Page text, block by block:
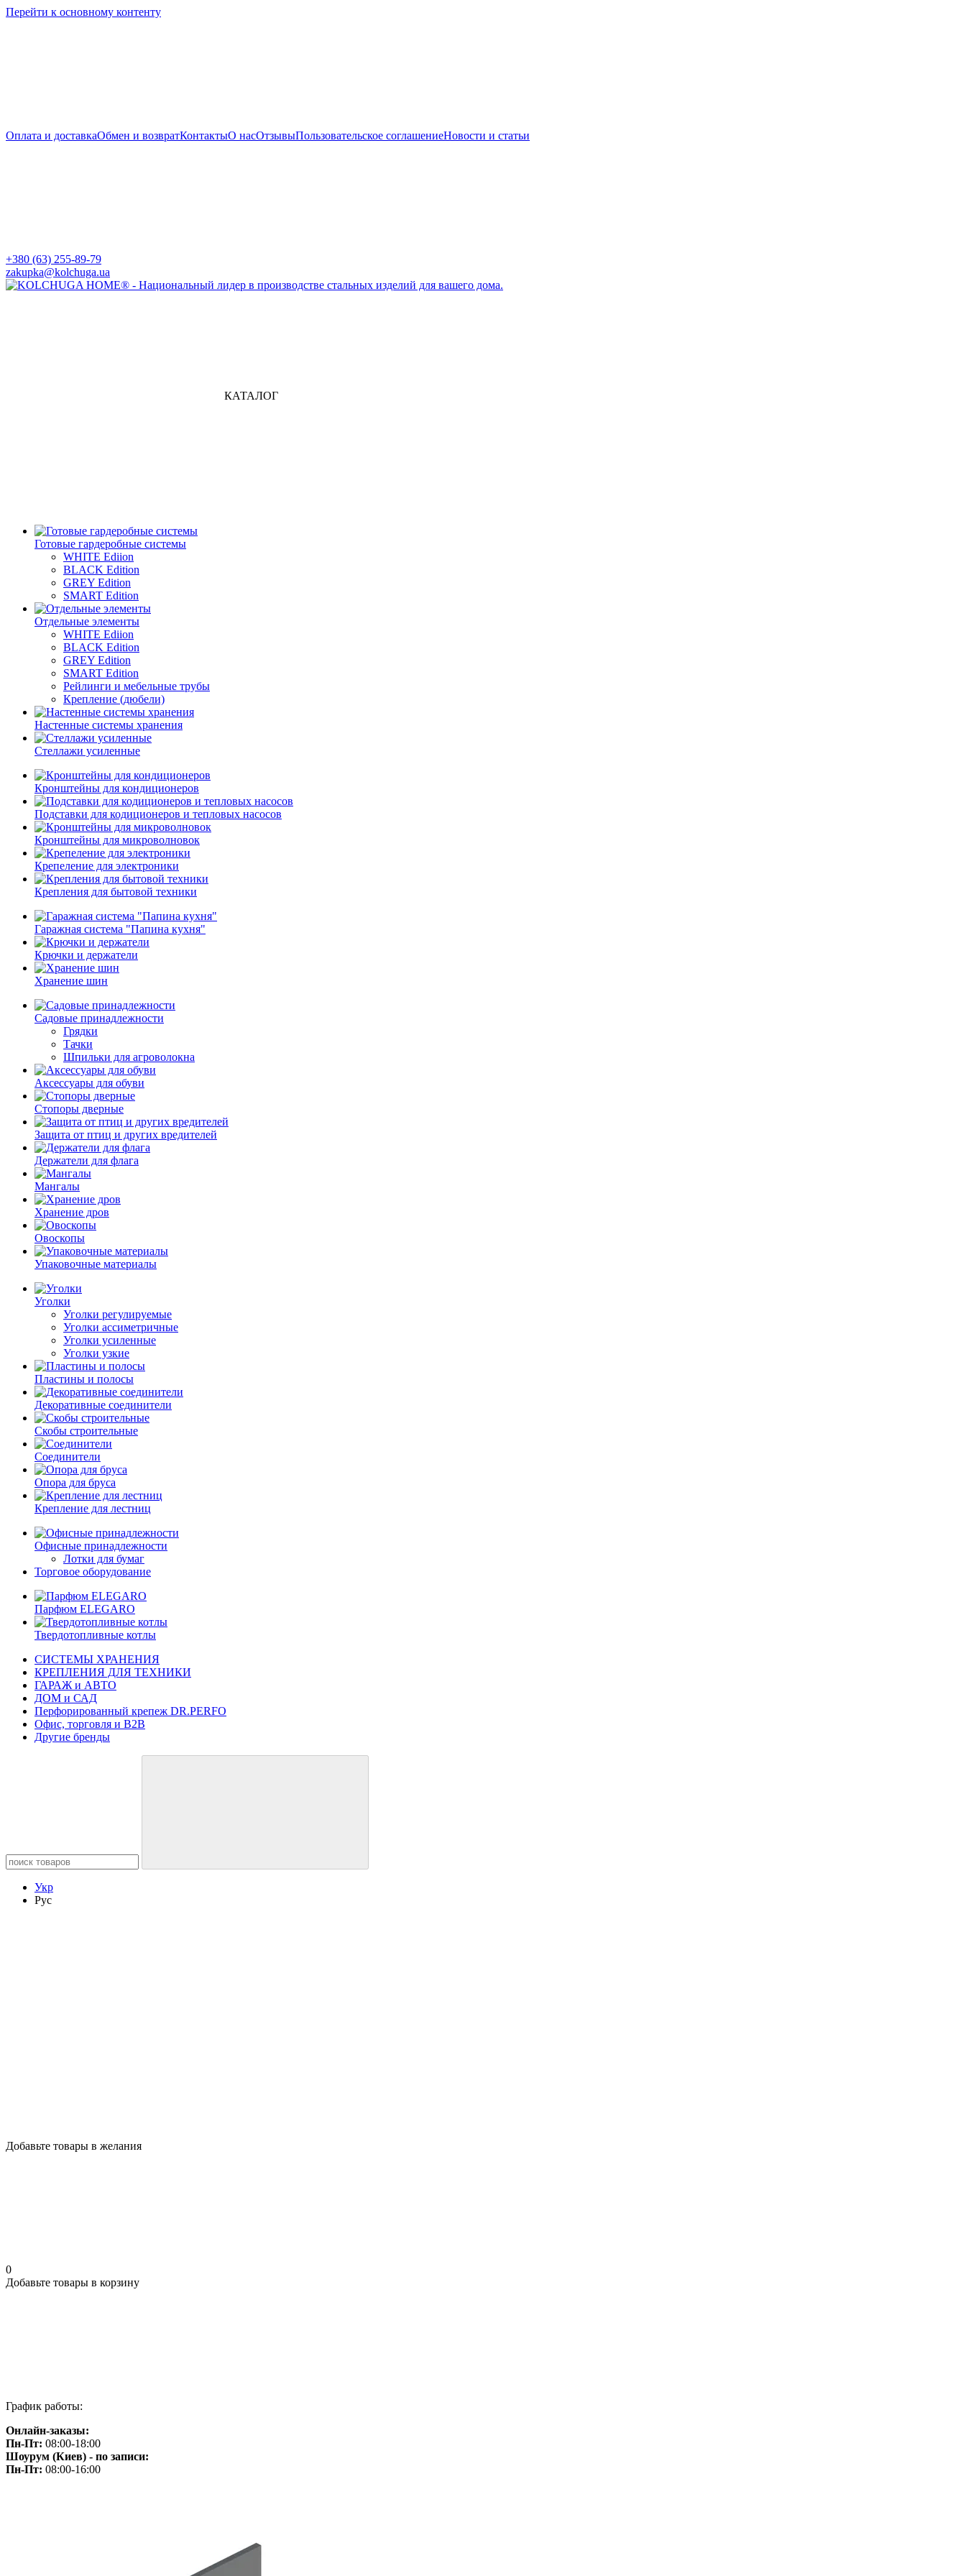
Перейти к основному контенту
Оплата и доставкаОбмен и возвратКонтактыО насОтзывыПользовательское соглашениеНовости и статьи
+380 (63) 255-89-79
zakupka@kolchuga.ua
КАТАЛОГ
Готовые гардеробные системы
WHITE Ediion
BLACK Edition
GREY Edition
SMART Edition
Отдельные элементы
WHITE Ediion
BLACK Edition
GREY Edition
SMART Edition
Рейлинги и мебельные трубы
Крепление (дюбели)
Настенные системы хранения
Стеллажи усиленные
Кронштейны для кондиционеров
Подставки для кодиционеров и тепловых насосов
Кронштейны для микроволновок
Крепеление для электроники
Крепления для бытовой техники
Гаражная система "Папина кухня"
Крючки и держатели
Хранение шин
Садовые принадлежности
Грядки
Тачки
Шпильки для агроволокна
Аксессуары для обуви
Стопоры дверные
Защита от птиц и других вредителей
Держатели для флага
Мангалы
Хранение дров
Овоскопы
Упаковочные материалы
Уголки
Уголки регулируемые
Уголки ассиметричные
Уголки усиленные
Уголки узкие
Пластины и полосы
Декоративные соединители
Скобы строительные
Соединители
Опора для бруса
Крепление для лестниц
Офисные принадлежности
Лотки для бумаг
Торговое оборудование
Парфюм ELEGARO
Твердотопливные котлы
СИСТЕМЫ ХРАНЕНИЯ
КРЕПЛЕНИЯ ДЛЯ ТЕХНИКИ
ГАРАЖ и АВТО
ДОМ и САД
Перфорированный крепеж DR.PERFO
Офис, торговля и B2B
Другие бренды
Укр
Рус
Добавьте товары в желания
0
Добавьте товары в корзину
График работы:
Онлайн-заказы:
Пн-Пт: 08:00-18:00
Шоурум (Киев) - по записи:
Пн-Пт: 08:00-16:00